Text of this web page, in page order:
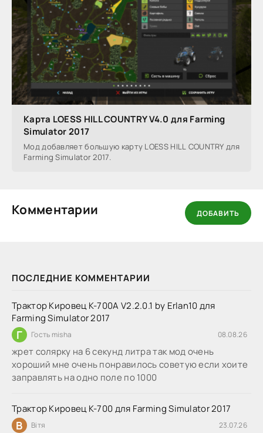
ПОСЛЕДНИЕ КОММЕНТАРИИ
Трактор Кировец К-700А V2.2.0.1 by Erlan10 для
Farming Simulator 2017
Г Гость misha 08.08.26
жрет солярку на 6 секунд литра так мод очень
хороший мне очень понравилось советую если хоите
заправлять на одно поле по 1000
Трактор Кировец К-700 для Farming Simulator 2017
В Вітя 23.07.26
Карта LOESS HILL COUNTRY V4.0 для Farming
Simulator 2017
Мод добавляет большую карту LOESS HILL COUNTRY для
Farming Simulator 2017.
Комментарии ДОБАВИТЬ